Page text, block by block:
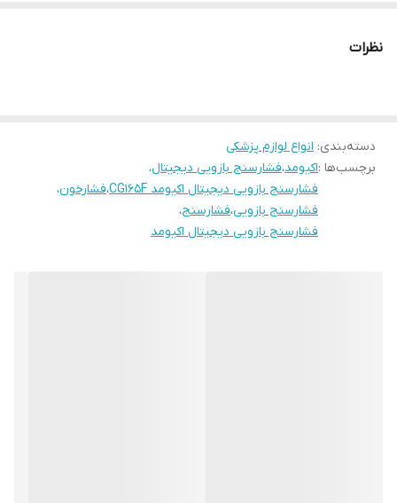
فشارسنج بازویی دیجیتال اکیومد مدل CG165F
تجربه‌ای آسان و مطمئن برای اندازه‌گیری فشار خون فراهم
ویژگی‌های برجسته:
نظرات
دسته‌بندی: انواع لوازم پزشکی
برچسب‌ها :اکیومد،فشارسنج بازویی دیجیتال،
فشارسنج بازویی دیجیتال اکیومد CG165F
،فشارخون،
فشارسنج بازویی،فشارسنج،
فشارسنج بازویی دیجیتال اکیومد